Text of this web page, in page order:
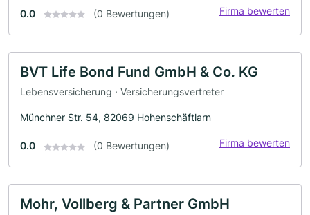
0.0 (0 Bewertungen) Firma bewerten
BVT Life Bond Fund GmbH & Co. KG
Lebensversicherung · Versicherungsvertreter
Münchner Str. 54, 82069 Hohenschäftlarn
0.0 (0 Bewertungen) Firma bewerten
Mohr, Vollberg & Partner GmbH